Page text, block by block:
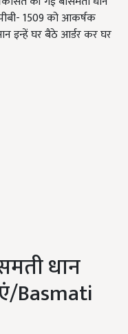
पीबी- 1509 को आकर्षक
इन्हें घर बैठे आर्डर कर घर
धान
Basmati